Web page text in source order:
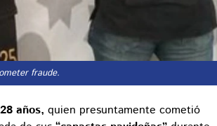
fraude.
años, quien presuntamente cometió